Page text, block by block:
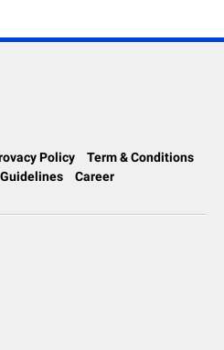
Policy
Term & Conditions
Career